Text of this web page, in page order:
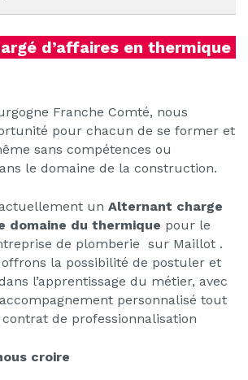
d’affaires en thermique
Franche Comté, nous
pour chacun de se former et
sans compétences ou
le domaine de la construction.
un Alternant charge
domaine du thermique pour le
de plomberie sur Maillot .
la possibilité de postuler et
l’apprentissage du métier, avec
personnalisé tout
de professionnalisation
croire